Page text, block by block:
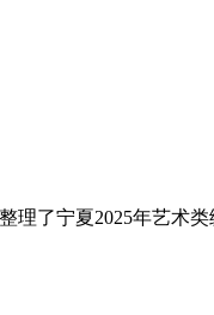
了宁夏2025年艺术